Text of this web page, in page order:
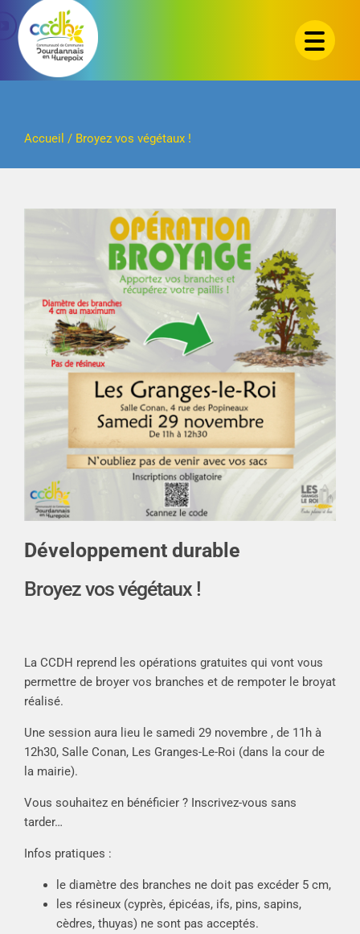
Passer
contenu
Accueil / Broyez vos végétaux !
Développement durable
Broyez vos végétaux !
La CCDH reprend les opérations gratuites qui vont vous
permettre de broyer vos branches et de rempoter le broyat
réalisé.
Une session aura lieu le samedi 29 novembre , de 11h à
12h30, Salle Conan, Les Granges-Le-Roi (dans la cour de
la mairie).
Vous souhaitez en bénéficier ? Inscrivez-vous sans
tarder…
Infos pratiques :
le diamètre des branches ne doit pas excéder 5 cm,
les résineux (cyprès, épicéas, ifs, pins, sapins,
cèdres, thuyas) ne sont pas acceptés.